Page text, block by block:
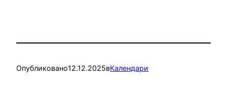
Опубликовано12.12.2025вКалендари